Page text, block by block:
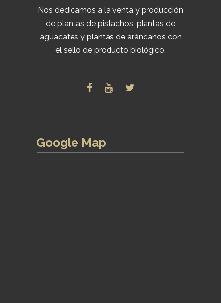
Nos dedicamos a la venta y producción
de plantas de pistachos, plantas de
aguacates y plantas de arándanos con
el sello de producto biológico.
Google Map